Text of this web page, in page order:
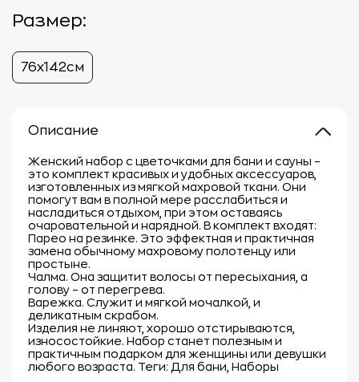
Размер:
76х142см
Описание
Женский набор с цветочками для бани и сауны –
это комплект красивых и удобных аксессуаров,
изготовленных из мягкой махровой ткани. Они
помогут вам в полной мере расслабиться и
насладиться отдыхом, при этом оставаясь
очаровательной и нарядной. В комплект входят:
Парео на резинке. Это эффектная и практичная
замена обычному махровому полотенцу или
простыне.
Чалма. Она защитит волосы от пересыхания, а
голову – от перегрева.
Варежка. Служит и мягкой мочалкой, и
деликатным скрабом.
Изделия не линяют, хорошо отстирываются,
износостойкие. Набор станет полезным и
практичным подарком для женщины или девушки
любого возраста. Теги: Для бани, Наборы